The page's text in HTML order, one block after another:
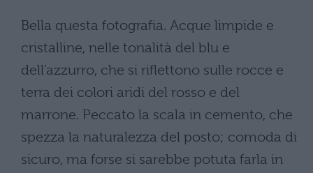
Bella questa fotografia. Acque limpide e
cristalline, nelle tonalità del blu e
dell’azzurro, che si riflettono sulle rocce e
terra dei colori aridi del rosso e del
marrone. Peccato la scala in cemento, che
spezza la naturalezza del posto; comoda di
sicuro, ma forse si sarebbe potuta farla in